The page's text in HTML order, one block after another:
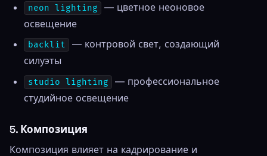
neon lighting
— цветное неоновое
освещение
backlit
— контровой свет, создающий
силуэты
studio lighting
— профессиональное
студийное освещение
5. Композиция
Композиция влияет на кадрирование и